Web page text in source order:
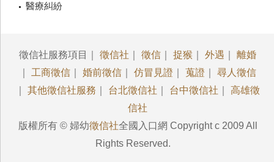
醫療糾紛
徵信社服務項目｜ 徵信社 徵信 捉猴 外遇
離婚
工商徵信 婚前徵信 仿冒見證 蒐證
尋人徵信
其他徵信社服務 台北徵信社 台中徵信社
高雄徵
信社
版權所有 © 婦幼徵信社全國入口網 Copyright c 2009 All
Rights Reserved.